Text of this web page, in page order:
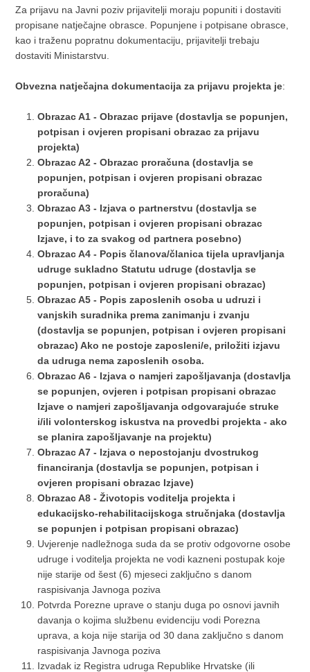
Za prijavu na Javni poziv prijavitelji moraju popuniti i dostaviti
propisane natječajne obrasce. Popunjene i potpisane obrasce,
kao i traženu popratnu dokumentaciju, prijavitelji trebaju
dostaviti Ministarstvu.
Obvezna natječajna dokumentacija za prijavu projekta je:
Obrazac A1 - Obrazac prijave (dostavlja se popunjen,
potpisan i ovjeren propisani obrazac za prijavu
projekta)
Obrazac A2 - Obrazac proračuna (dostavlja se
popunjen, potpisan i ovjeren propisani obrazac
proračuna)
Obrazac A3 - Izjava o partnerstvu (dostavlja se
popunjen, potpisan i ovjeren propisani obrazac
Izjave, i to za svakog od partnera posebno)
Obrazac A4 - Popis članova/članica tijela upravljanja
udruge sukladno Statutu udruge (dostavlja se
popunjen, potpisan i ovjeren propisani obrazac)
Obrazac A5 - Popis zaposlenih osoba u udruzi i
vanjskih suradnika prema zanimanju i zvanju
(dostavlja se popunjen, potpisan i ovjeren propisani
obrazac) Ako ne postoje zaposleni/e, priložiti izjavu
da udruga nema zaposlenih osoba.
Obrazac A6 - Izjava o namjeri zapošljavanja (dostavlja
se popunjen, ovjeren i potpisan propisani obrazac
Izjave o namjeri zapošljavanja odgovarajuće struke
i/ili volonterskog iskustva na provedbi projekta - ako
se planira zapošljavanje na projektu)
Obrazac A7 - Izjava o nepostojanju dvostrukog
financiranja (dostavlja se popunjen, potpisan i
ovjeren propisani obrazac Izjave)
Obrazac A8 - Životopis voditelja projekta i
edukacijsko-rehabilitacijskoga stručnjaka (dostavlja
se popunjen i potpisan propisani obrazac)
Uvjerenje nadležnoga suda da se protiv odgovorne osobe
udruge i voditelja projekta ne vodi kazneni postupak koje
nije starije od šest (6) mjeseci zaključno s danom
raspisivanja Javnoga poziva
Potvrda Porezne uprave o stanju duga po osnovi javnih
davanja o kojima službenu evidenciju vodi Porezna
uprava, a koja nije starija od 30 dana zaključno s danom
raspisivanja Javnoga poziva
Izvadak iz Registra udruga Republike Hrvatske (ili